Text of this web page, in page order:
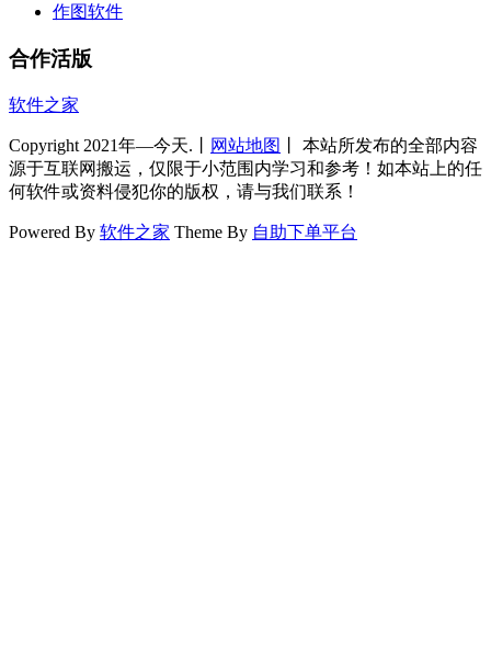
作图软件
合作活版
软件之家
Copyright 2021年—今天.丨 网站地图
丨 本站所发布的全部内容
源于互联网搬运，仅限于小范围内学习和参考！如本站上的任
何软件或资料侵犯你的版权，请与我们联系！
Powered By 软件之家 Theme By 自助下单平台